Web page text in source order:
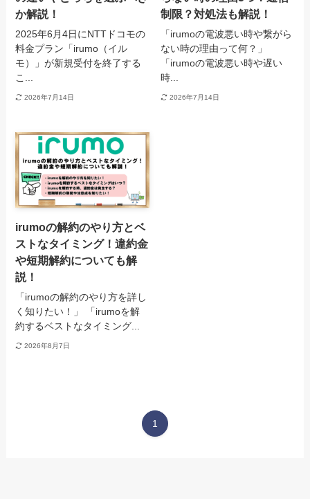
か解説！
2025年6月4日にNTTドコモの
料金プラン「irumo（イル
モ）」が新規受付を終了する
こ...
2026年7月14日
制限？対処法も解説！
「irumoの電波悪い時や繋がら
ない時の理由って何？」
「irumoの電波悪い時や遅い
時...
2026年7月14日
irumoの解約のやり方とベ
ストなタイミング！違約金
や短期解約についても解
説！
「irumoの解約のやり方を詳し
く知りたい！」 「irumoを解
約するベストなタイミング...
2026年8月7日
1